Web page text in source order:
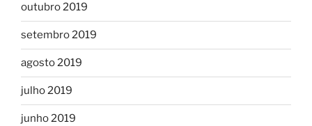
outubro 2019
setembro 2019
agosto 2019
julho 2019
junho 2019